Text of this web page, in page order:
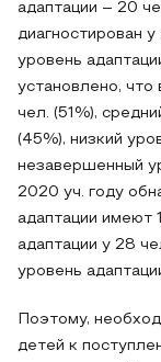
адаптации – 20
диагностирован
уровень
установлено, что
чел. (51%),
(45%), низкий
незавершенный
2020 уч. году
адаптации имеют
адаптации у 28
уровень
Поэтому,
детей к